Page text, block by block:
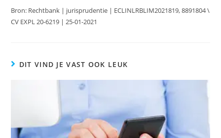
Bron: Rechtbank | jurisprudentie | ECLINLRBLIM2021819, 8891804 \
CV EXPL 20-6219 | 25-01-2021
DIT VIND JE VAST OOK LEUK